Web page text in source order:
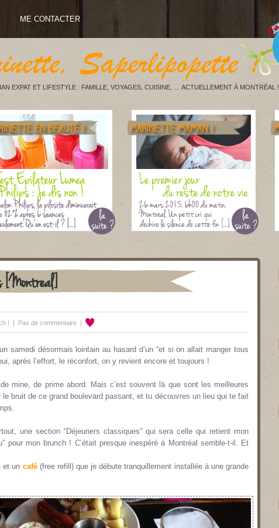
ME CONTACTER
EXPAT ET LIFESTYLE : FAMILLE, VOYAGES, CUISINE, … ACTUELLEMENT À MONTRÉAL !
[Montreal]
! | Pas de commentaire |
samedi désormais lointain au hasard d’un “et si on allait manger tous
après l’effort, le réconfort, on y revient encore et toujours !
mine, de prime abord. Mais c’est souvent là que sont les meilleures
bruit de ce grand boulevard passant, et tu découvres un lieu qui te fait
une section “Déjeuners classiques” qui sera celle qui retient mon
pour mon brunch ! C’était presque inespéré à Montréal semble-t-il. Et
et un café (free refill) que je débute tranquillement installée à une grande